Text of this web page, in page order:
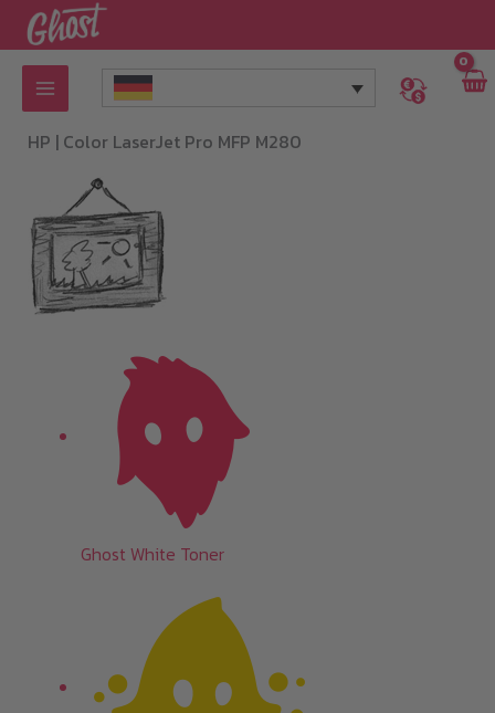
Zum
Inhalt
springen
HP | Color LaserJet Pro MFP M280
Ghost White Toner